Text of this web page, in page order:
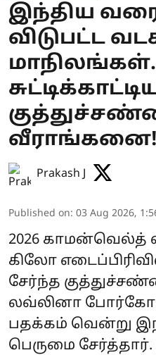
இந்திய
விடுபட்ட
வீராங்கனை!
Prakash J
Published on: 03 Aug 2026,
2026 காமன்வெல்த்
கிலோ
சேர்ந்த
லவ்லினா
பதக்கம் வென்று
பெருமை